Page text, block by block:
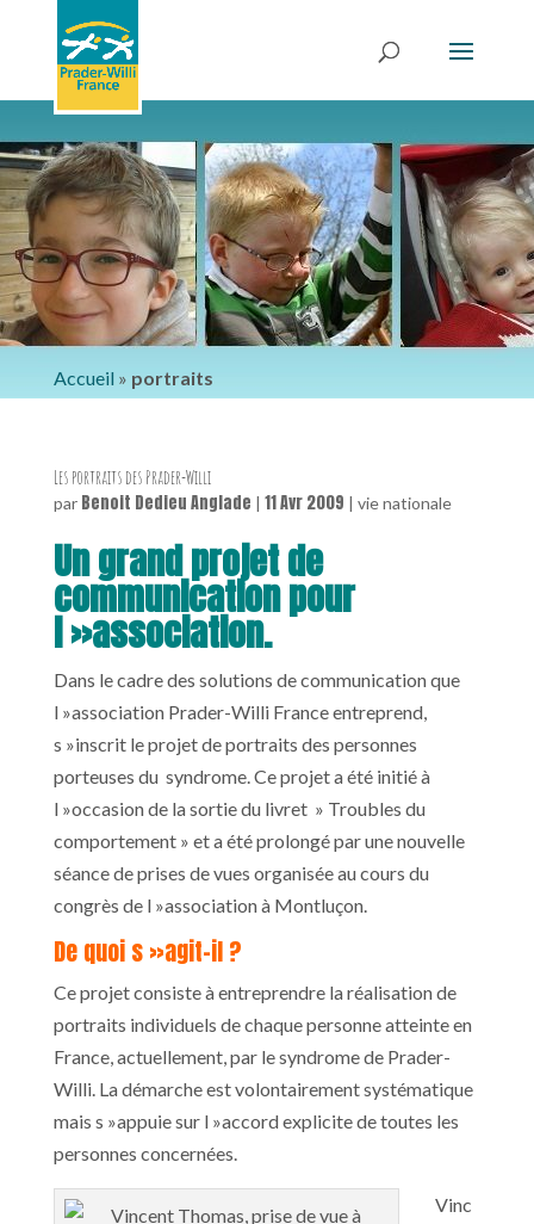
Accueil » portraits
Les portraits des Prader-Willi
par Benoit Dedieu Anglade | 11 Avr 2009 | vie nationale
Un grand projet de
communication pour
l »association.
Dans le cadre des solutions de communication que
l »association Prader-Willi France entreprend,
s »inscrit le projet de portraits des personnes
porteuses du syndrome. Ce projet a été initié à
l »occasion de la sortie du livret » Troubles du
comportement » et a été prolongé par une nouvelle
séance de prises de vues organisée au cours du
congrès de l »association à Montluçon.
De quoi s »agit-il ?
Ce projet consiste à entreprendre la réalisation de
portraits individuels de chaque personne atteinte en
France, actuellement, par le syndrome de Prader-
Willi. La démarche est volontairement systématique
mais s »appuie sur l »accord explicite de toutes les
personnes concernées.
Vinc